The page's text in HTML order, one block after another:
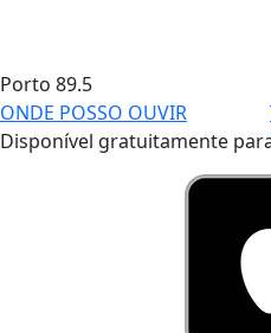
Porto 89.5
ONDE POSSO OUVIR
Disponível gratuitamente